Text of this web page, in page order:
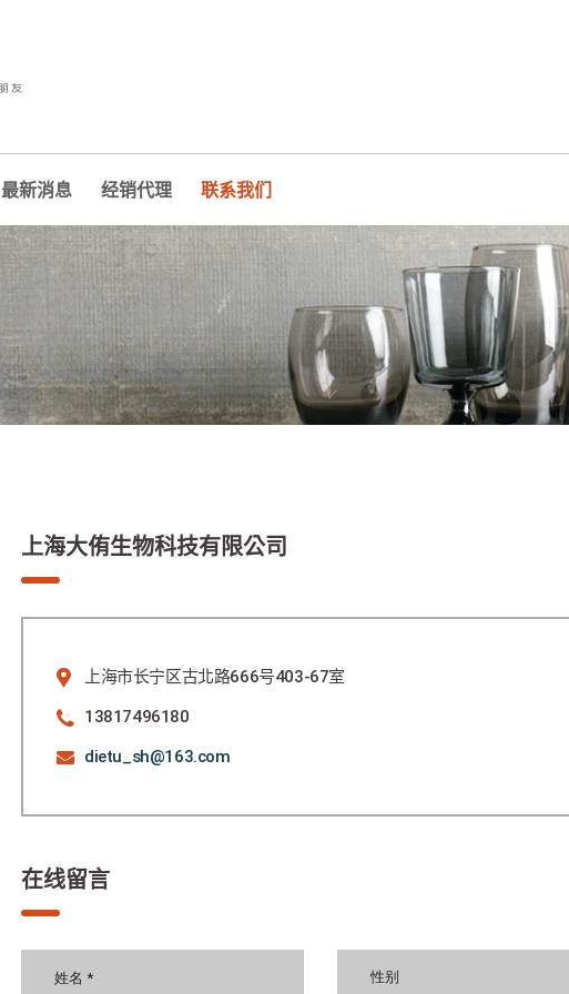
最新消息 经销代理 联系我们
上海大侑生物科技有限公司
上海市长宁区古北路666号403-67室
13817496180
dietu_sh@163.com
在线留言
性别